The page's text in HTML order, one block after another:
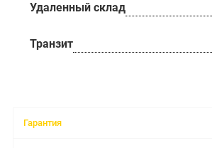
Удаленный склад
Транзит
Гарантия